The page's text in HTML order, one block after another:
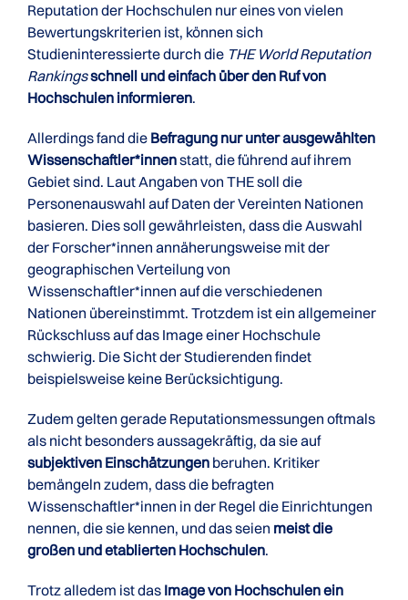
Reputation der Hochschulen nur eines von vielen
Bewertungskriterien ist, können sich
Studieninteressierte durch die THE World Reputation
Rankingsschnell und einfach über den Ruf von
Hochschulen informieren.
Allerdings fand die Befragung nur unter ausgewählten
Wissenschaftler*innenstatt, die führend auf ihrem
Gebiet sind. Laut Angaben von THE soll die
Personenauswahl auf Daten der Vereinten Nationen
basieren. Dies soll gewährleisten, dass die Auswahl
der Forscher*innen annäherungsweise mit der
geographischen Verteilung von
Wissenschaftler*innen auf die verschiedenen
Nationen übereinstimmt. Trotzdem ist ein allgemeiner
Rückschluss auf das Image einer Hochschule
schwierig. Die Sicht der Studierenden findet
beispielsweise keine Berücksichtigung.
Zudem gelten gerade Reputationsmessungen oftmals
als nicht besonders aussagekräftig, da sie auf
subjektiven Einschätzungen beruhen. Kritiker
bemängeln zudem, dass die befragten
Wissenschaftler*innen in der Regel die Einrichtungen
nennen, die sie kennen, und das seien meist die
großen und etablierten Hochschulen.
Trotz alledem ist das Image von Hochschulen ein